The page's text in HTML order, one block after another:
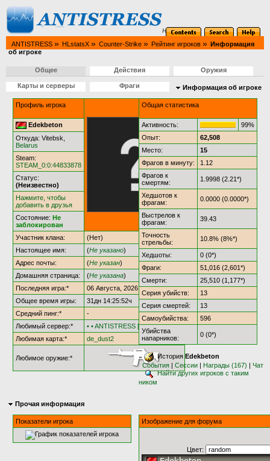
ANTISTRESS » HLstatsX » Counter-Strike » Рейтинг игроков » Информация
об игроке
Общее Действия Оружия
Карты и серверы Фраги Информация об игроке
Профиль игрока
Edekbeton
Откуда: Vitebsk,
Belarus
Steam:
STEAM_0:0:44833878
Статус:
(Неизвестно)
Нажмите, чтобы
добавить в друзья
Состояние: Не
заблокирован
Участник клана:
(Нет)
Настоящее имя:
(Не указано)
Адрес почты:
(Не указан)
Домашняя страница:
(Не указана)
Последняя игра:*
06 Августа, 2026 @ 20:52:21
Общее время игры:
31дн 14:25:52ч
Средний пинг:*
-
Любимый сервер:*
• • ANTISTRESS [†AS18†] • •
Любимая карта:*
de_dust2
Любимое оружие:*
Общая статистика
Активность:
99%
Опыт:
62,508
Место:
15
Фрагов в минуту:
1.12
Фрагов к
смертям:
1.9998 (2.21*)
Хедшотов к
фрагам:
0.0000 (0.0000*)
Выстрелов к
фрагам:
39.43
Точность
стрельбы:
10.8% (8%*)
Хедшоты:
0 (0*)
Фраги:
51,016 (2,601*)
Смерти:
25,510 (1,177*)
Серия убийств:
13
Серия смертей:
13
Самоубийства:
596
Убийства
напарников:
0 (0*)
ИсторияEdekbeton
События |Сессии | Награды (167) |Чат
Найти других игроков с таким
ником
Прочая информация
Показатели игрока Изображение для форума
Цвет: